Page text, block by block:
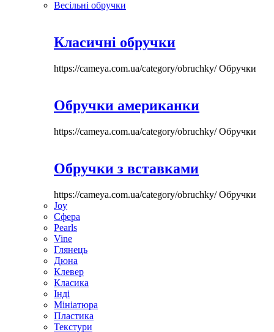
Весільні обручки
Класичні обручки
https://cameya.com.ua/category/obruchky/Обручки
Обручки американки
https://cameya.com.ua/category/obruchky/Обручки
Обручки з вставками
https://cameya.com.ua/category/obruchky/Обручки
Joy
Сфера
Pearls
Vine
Глянець
Дюна
Клевер
Класика
Інді
Мініатюра
Пластика
Текстури